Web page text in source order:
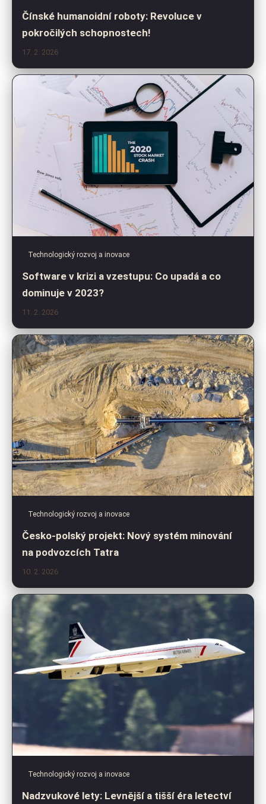
Čínské humanoidní roboty: Revoluce v
pokročilých schopnostech!
17. 2. 2026
Technologický rozvoj a inovace
Software v krizi a vzestupu: Co upadá a co
dominuje v 2023?
11. 2. 2026
Technologický rozvoj a inovace
Česko-polský projekt: Nový systém minování
na podvozcích Tatra
10. 2. 2026
Technologický rozvoj a inovace
Nadzvukové lety: Levnější a tišší éra letectví